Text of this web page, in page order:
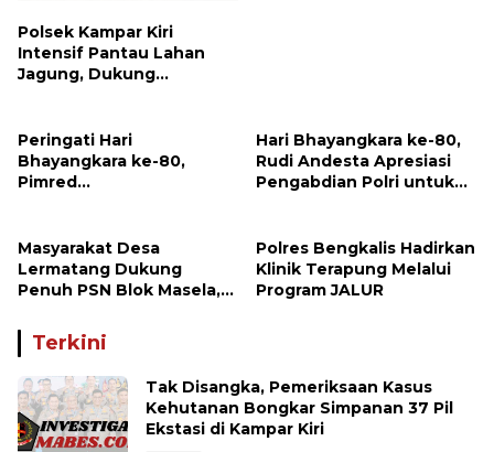
Polsek Kampar Kiri
Intensif Pantau Lahan
Jagung, Dukung
Peringati Hari
Bhayangkara ke-80,
Pimred
Apresiasi dan Ucapan
Selamat kepada Kapolres
Sijunjung
Hari Bhayangkara ke-80,
Rudi Andesta Apresiasi
Pengabdian Polri untuk
Masyarakat Desa
Lermatang Dukung
Penuh PSN Blok Masela,
XV/Pattimura Terus Hadir
di Tengah Rakyat
Polres Bengkalis Hadirkan
Klinik Terapung Melalui
Program JALUR
Terkini
Tak Disangka, Pemeriksaan Kasus
Kehutanan Bongkar Simpanan 37 Pil
Ekstasi di Kampar Kiri